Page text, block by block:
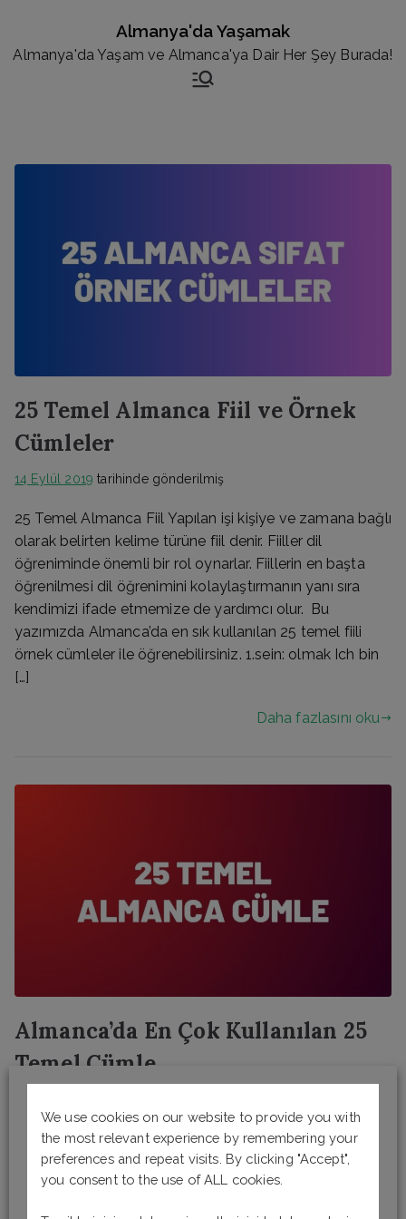
Almanya'da Yaşamak
Almanya'da Yaşam ve Almanca'ya Dair Her Şey Burada!
25 Temel Almanca Fiil ve Örnek
Cümleler
14 Eylül 2019 tarihinde gönderilmiş
25 Temel Almanca Fiil Yapılan işi kişiye ve zamana bağlı
olarak belirten kelime türüne fiil denir. Fiiller dil
öğreniminde önemli bir rol oynarlar. Fiillerin en başta
öğrenilmesi dil öğrenimini kolaylaştırmanın yanı sıra
kendimizi ifade etmemize de yardımcı olur. Bu
yazımızda Almanca’da en sık kullanılan 25 temel fiili
örnek cümleler ile öğrenebilirsiniz. 1.sein: olmak Ich bin
[…]
Daha fazlasını oku
Almanca’da En Çok Kullanılan 25
Temel Cümle
25 Temel Almanca Cümle Almanca öğrenirken dil
bilgisinin yanı sıra temel cümle kalıplarının da
beraberinde öğrenilmesi gerekir. Bu temel kalıplar
We use cookies on our website to provide you with
the most relevant experience by remembering your
preferences and repeat visits. By clicking "Accept",
you consent to the use of ALL cookies.